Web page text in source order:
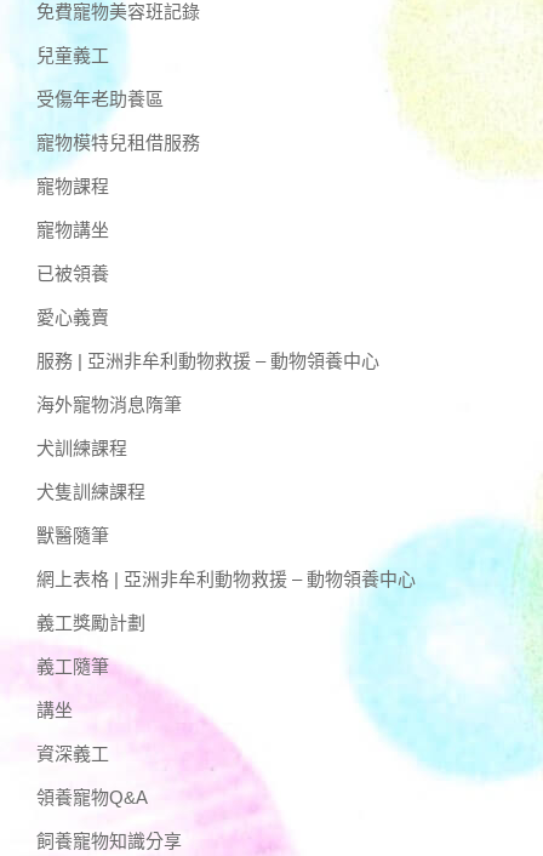
免費寵物美容班記錄
兒童義工
受傷年老助養區
寵物模特兒租借服務
寵物課程
寵物講坐
已被領養
愛心義賣
服務 | 亞洲非牟利動物救援 – 動物領養中心
海外寵物消息隋筆
犬訓練課程
犬隻訓練課程
獸醫隨筆
網上表格 | 亞洲非牟利動物救援 – 動物領養中心
義工獎勵計劃
義工隨筆
講坐
資深義工
領養寵物Q&A
飼養寵物知識分享